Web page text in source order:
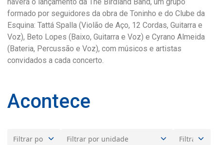
formado por seguidores da obra de Toninho e do Clube da
Esquina: Tattá Spalla (Violão de Aço, 12 Cordas, Guitarra e
Voz), Beto Lopes (Baixo, Guitarra e Voz) e Cyrano Almeida
(Bateria, Percussão e Voz), com músicos e artistas
convidados a cada concerto.
Acontece